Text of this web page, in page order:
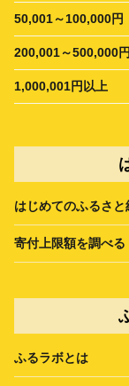
50,001～100,000円
200,001～500,000円
1,000,001円以上
はじめてのふるさと
寄付上限額を調べる
ふるラボとは